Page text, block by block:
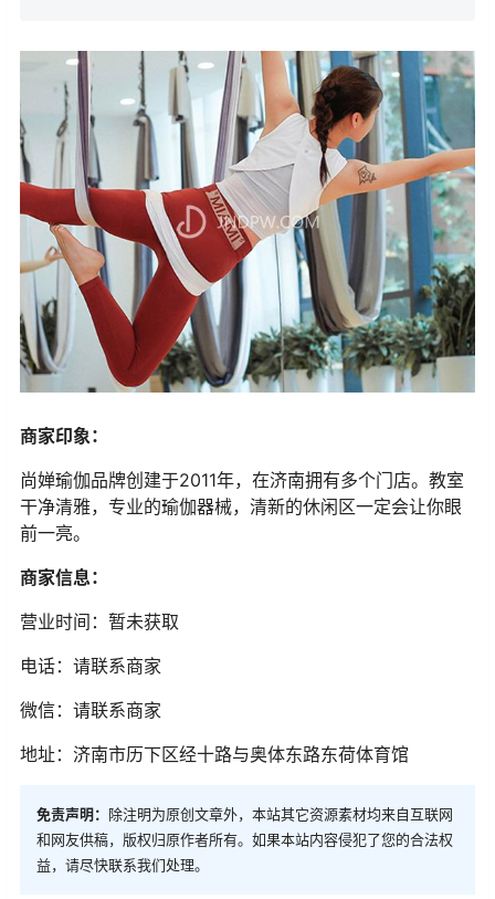
商家印象：
尚婵瑜伽品牌创建于2011年，在济南拥有多个门店。教室
干净清雅，专业的瑜伽器械，清新的休闲区一定会让你眼
前一亮。
商家信息：
营业时间：暂未获取
电话：请联系商家
微信：请联系商家
地址：济南市历下区经十路与奥体东路东荷体育馆
免责声明： 除注明为原创文章外，本站其它资源素材均来自互联网
和网友供稿，版权归原作者所有。如果本站内容侵犯了您的合法权
益，请尽快联系我们处理。